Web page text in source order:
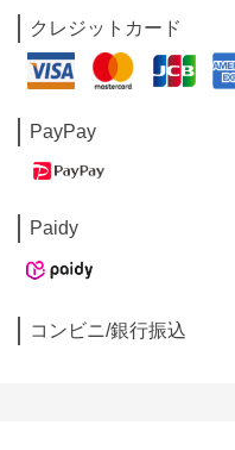
クレジットカード
PayPay
Paidy
コンビニ/銀行振込